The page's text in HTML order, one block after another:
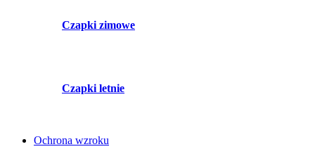
Czapki zimowe
Czapki letnie
Ochrona wzroku